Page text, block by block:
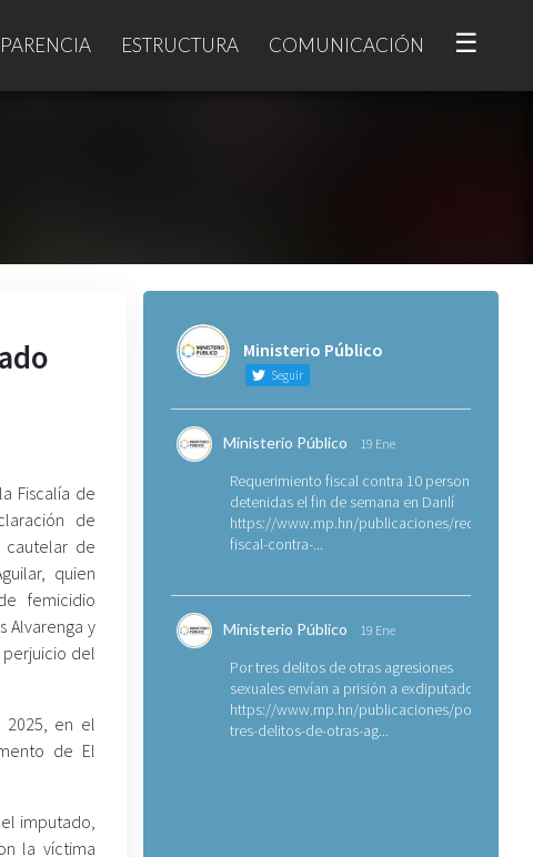
ESTRUCTURA COMUNICACIÓN ☰
Fiscalía de
de
de
quien
femicidio
Alvarenga y
del
2025, en el
de El
imputado,
la víctima
Ministerio Público
Seguir
Ministerio Público 19 Ene
Requerimiento fiscal contra 10 personas
detenidas el fin de semana en Danlí
https://www.mp.hn/publicaciones/
fiscal-contra-...
Ministerio Público 19 Ene
Por tres delitos de otras agresiones
sexuales envían a prisión a exdiputado
https://www.mp.hn/publicaciones/por-
tres-delitos-de-otras-ag...